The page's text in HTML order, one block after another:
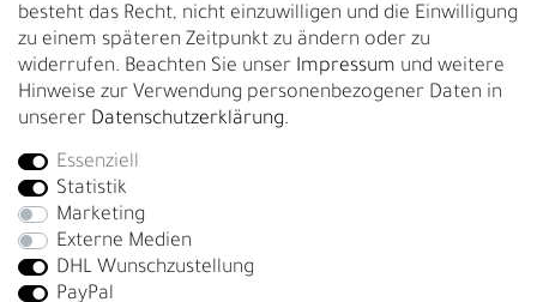
GESCHÄFTSKUNDEN & HÄNDLER
B2B Geschäftskunden
Bei Fragen wenden Sie sich direkt an unser Service-Team.
+4917663727338
Montag - Freitag, 09:00 - 14:00
info@fronhofer.com
besteht das Recht, nicht einzuwilligen und die Einwilligung
zu einem späteren Zeitpunkt zu ändern oder zu
widerrufen. Beachten Sie unser Impressum und weitere
Hinweise zur Verwendung personenbezogener Daten in
unserer Daten­schutz­erklärung.
Essenziell
Statistik
Marketing
Externe Medien
DHL Wunschzustellung
PayPal